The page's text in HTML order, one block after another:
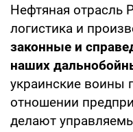
Нефтяная отрасль
логистика и
законные и
наших
украинские воины
отношении
делают